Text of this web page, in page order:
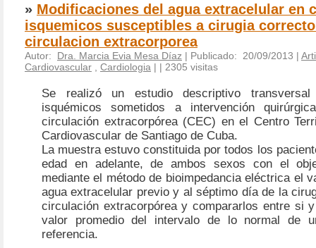
» Modificaciones del agua extracelular en
isquemicos susceptibles a cirugia
circulacion extracorporea
Autor: Dra. Marcia Evia Mesa Díaz | Publicado: 20/09/2013 |
Cardiovascular
Cardiologia | | 2305 visitas
Se realizó un estudio descriptivo transversal
isquémicos sometidos a intervención
circulación extracorpórea (CEC) en el Centro
Cardiovascular de Santiago de Cuba.
La muestra estuvo constituida por todos los
edad en adelante, de ambos sexos con el
mediante el método de bioimpedancia eléctrica el
agua extracelular previo y al séptimo día de la
circulación extracorpórea y compararlos entre si
valor promedio del intervalo de lo normal de
referencia.